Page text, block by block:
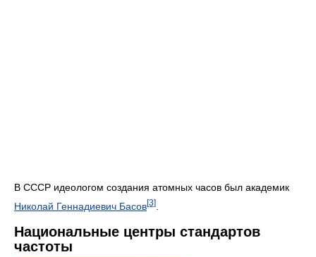
В СССР идеологом создания атомных часов был академик
Николай Геннадиевич Басов[3]
Национальные центры стандартов
частоты